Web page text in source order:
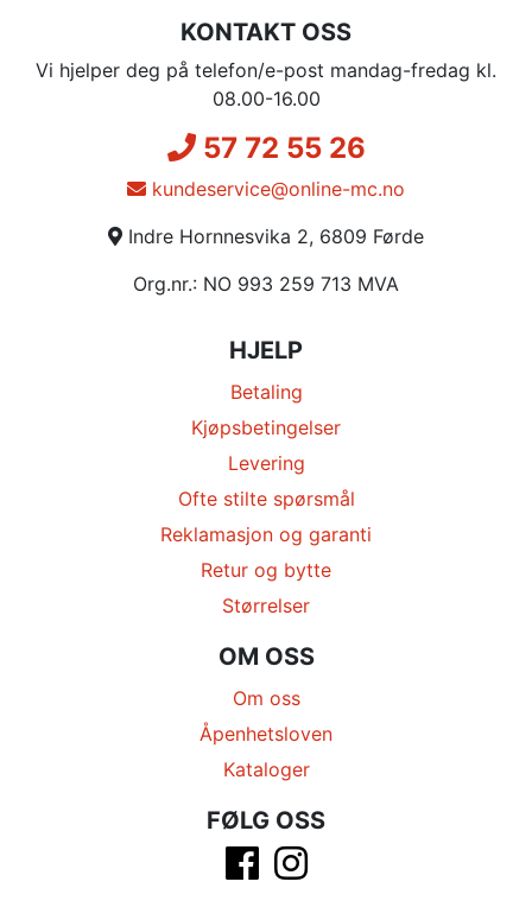
KONTAKT OSS
Vi hjelper deg på telefon/e-post mandag-fredag kl.
08.00-16.00
57 72 55 26
kundeservice@online-mc.no
Indre Hornnesvika 2, 6809 Førde
Org.nr.: NO 993 259 713 MVA
HJELP
Betaling
Kjøpsbetingelser
Levering
Ofte stilte spørsmål
Reklamasjon og garanti
Retur og bytte
Størrelser
OM OSS
Om oss
Åpenhetsloven
Kataloger
FØLG OSS